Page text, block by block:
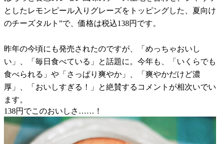
としたレモンピール入りグレーズをトッピングした、夏向け
のチーズタルト”で、価格は税込138円です。
昨年の今頃にも発売されたのですが、「めっちゃおいし
い」、「毎日食べている」と話題に。今年も、「いくらでも
食べられる」や「さっぱり爽やか」、「爽やかだけど濃
厚」、「おいしすぎる！」と絶賛するコメントが相次いでい
ます。
138円でこのおいしさ……！